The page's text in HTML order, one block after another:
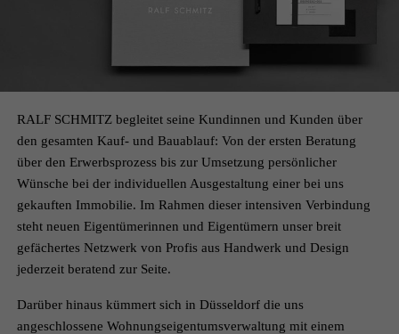
RALF SCHMITZ begleitet seine Kundinnen und Kunden über
den gesamten Kauf- und Bauablauf: Von der ersten Beratung
über den Erwerbsprozess bis zur Umsetzung persönlicher
Wünsche bei der individuellen Ausgestaltung einer bei uns
gekauften Immobilie. Im Rahmen dieser intensiven Verbindung
steht neuen Eigentümerinnen und Eigentümern unser breit
gefächertes Netzwerk von Profis aus Handwerk und Design
jederzeit beratend zur Seite.
Darüber hinaus kümmert sich in Düsseldorf die uns
angeschlossene Wohnungseigentumsverwaltung mit einem